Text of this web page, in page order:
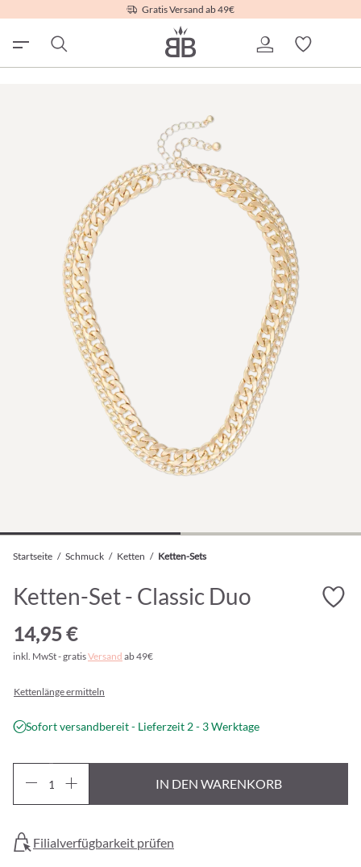
Gratis Versand ab 49€
Startseite / Schmuck / Ketten / Ketten-Sets
Ketten-Set - Classic Duo
14,95 €
inkl. MwSt - gratisVersand ab 49€
Kettenlänge ermitteln
Sofort versandbereit - Lieferzeit 2 - 3 Werktage
IN DEN WARENKORB
Filialverfügbarkeit prüfen